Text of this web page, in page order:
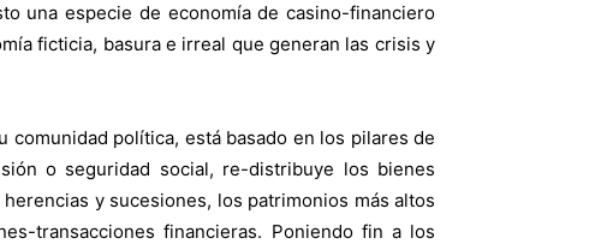
una especie de economía de casino-financiero
ficticia, basura e irreal que generan las crisis y
política, está basado en los pilares de
o seguridad social, re-distribuye los bienes
y sucesiones, los patrimonios más altos
transacciones financieras. Poniendo fin a los